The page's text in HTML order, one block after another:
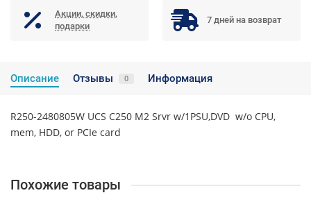
Акции, скидки,
подарки
7 дней на возврат
Описание Отзывы 0 Информация
R250-2480805W UCS C250 M2 Srvr w/1PSU,DVD w/o CPU,
mem, HDD, or PCIe card
Похожие товары